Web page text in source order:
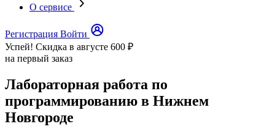
О сервисе
Регистрация Войти
Успей! Скидка в августе 600 ₽
на первый заказ
Лабораторная работа по
программированию в Нижнем
Новгороде